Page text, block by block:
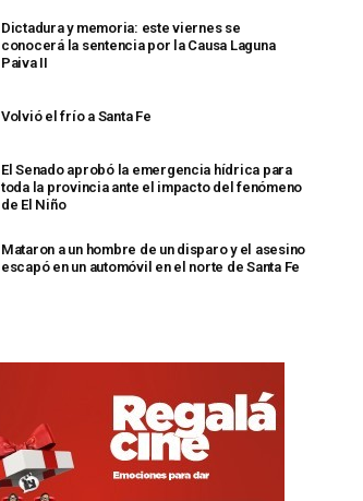
Dictadura y memoria: este viernes se
conocerá la sentencia por la Causa Laguna
Paiva II
Volvió el frío a Santa Fe
El Senado aprobó la emergencia hídrica para
toda la provincia ante el impacto del fenómeno
de El Niño
Mataron a un hombre de un disparo y el asesino
escapó en un automóvil en el norte de Santa Fe